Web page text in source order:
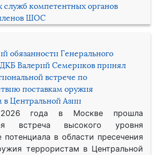
служб компетентных органов
ШОС
обязанности Генерального
Валерий Семериков принял
встрече по
поставкам оружия
в Центральной Азии
года в Москве прошла
встреча высокого уровня
в области пресечения
террористам в Центральной